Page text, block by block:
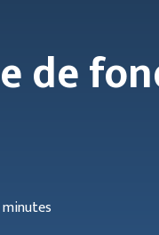
de
minutes